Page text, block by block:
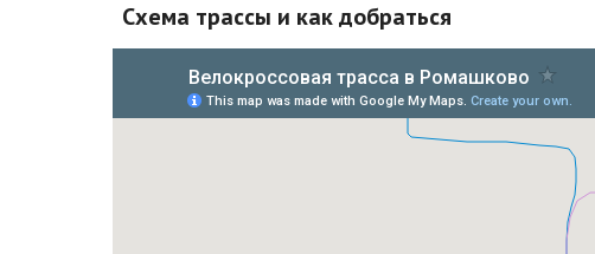
Схема трассы и как добраться